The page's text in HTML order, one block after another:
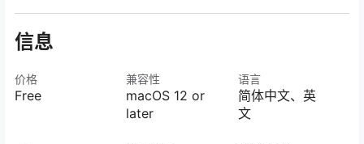
信息
价格
Free
兼容性
macOS 12 or
later
语言
简体中文、英
文